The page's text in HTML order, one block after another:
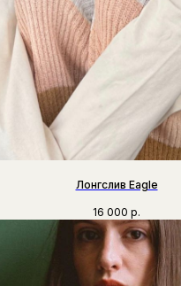
Лонгслив Eagle
16 000 р.